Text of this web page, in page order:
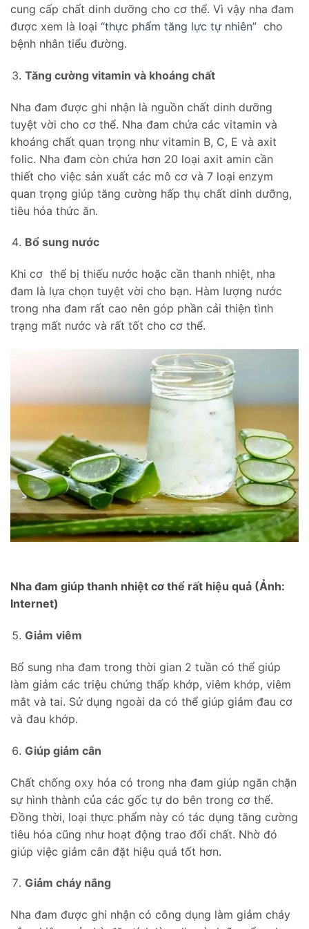
cung cấp chất dinh dưỡng cho cơ thể. Vì vậy nha đam
được xem là loại “thực phẩm tăng lực tự nhiên” cho
bệnh nhân tiểu đường.
Tăng cường vitamin và khoáng chất
Nha đam được ghi nhận là nguồn chất dinh dưỡng
tuyệt vời cho cơ thể. Nha đam chứa các vitamin và
khoáng chất quan trọng như vitamin B, C, E và axit
folic. Nha đam còn chứa hơn 20 loại axit amin cần
thiết cho việc sản xuất các mô cơ và 7 loại enzym
quan trọng giúp tăng cường hấp thụ chất dinh dưỡng,
tiêu hóa thức ăn.
Bổ sung nước
Khi cơ thể bị thiếu nước hoặc cần thanh nhiệt, nha
đam là lựa chọn tuyệt vời cho bạn. Hàm lượng nước
trong nha đam rất cao nên góp phần cải thiện tình
trạng mất nước và rất tốt cho cơ thể.
Nha đam giúp thanh nhiệt cơ thể rất hiệu quả (Ảnh:
Internet)
Giảm viêm
Bổ sung nha đam trong thời gian 2 tuần có thể giúp
làm giảm các triệu chứng thấp khớp, viêm khớp, viêm
mắt và tai. Sử dụng ngoài da có thể giúp giảm đau cơ
và đau khớp.
Giúp giảm cân
Chất chống oxy hóa có trong nha đam giúp ngăn chặn
sự hình thành của các gốc tự do bên trong cơ thể.
Đồng thời, loại thực phẩm này có tác dụng tăng cường
tiêu hóa cũng như hoạt động trao đổi chất. Nhờ đó
giúp việc giảm cân đặt hiệu quả tốt hơn.
Giảm cháy nắng
Nha đam được ghi nhận có công dụng làm giảm cháy